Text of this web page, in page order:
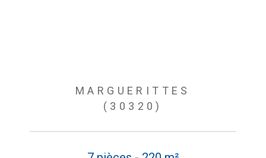
MARGUERITTES
(30320)